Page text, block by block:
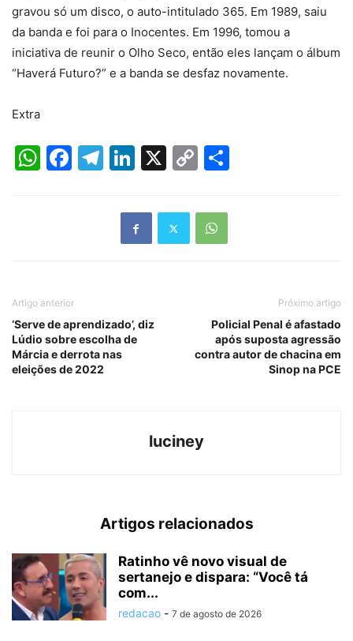
gravou só um disco, o auto-intitulado 365. Em 1989, saiu
da banda e foi para o Inocentes. Em 1996, tomou a
iniciativa de reunir o Olho Seco, então eles lançam o álbum
“Haverá Futuro?” e a banda se desfaz novamente.
Extra
WhatsApp
Facebook
Telegram
LinkedIn
X
Copy
Artigo anterior
‘Serve de aprendizado’, diz
Lúdio sobre escolha de
Márcia e derrota nas
eleições de 2022
Próximo artigo
Policial Penal é afastado
após suposta agressão
contra autor de chacina em
Sinop na PCE
luciney
Artigos relacionados
Ratinho vê novo visual de
sertanejo e dispara: “Você tá
com...
redacao - 7 de agosto de 2026